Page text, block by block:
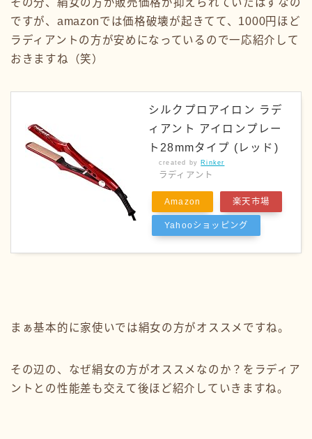
ですが、amazonでは価格破壊が起きてて、1000円ほど
ラディアントの方が安めになっているので一応紹介して
おきますね（笑）
シルクプロアイロン ラデ
ィアント アイロンプレー
ト28mmタイプ (レッド)
created by Rinker
ラディアント
Amazon 楽天市場
Yahooショッピング
まぁ基本的に家使いでは絹女の方がオススメですね。
その辺の、なぜ絹女の方がオススメなのか？をラディア
ントとの性能差も交えて後ほど紹介していきますね。